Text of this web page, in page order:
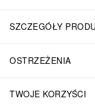
SZCZEGÓŁY
OSTRZEŻENIA
TWOJE KORZYŚCI